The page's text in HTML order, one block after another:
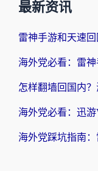
最新资讯